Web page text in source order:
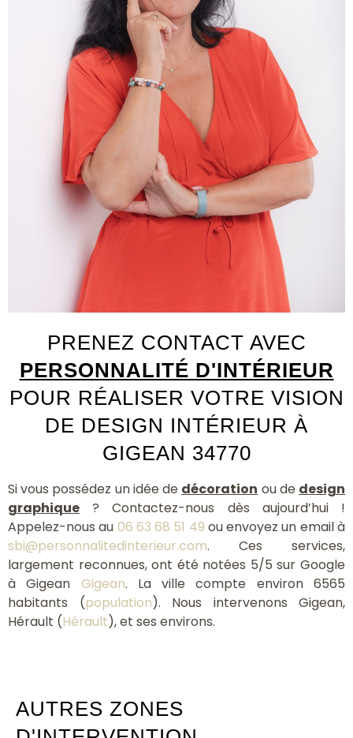
PRENEZ CONTACT AVEC
PERSONNALITÉ D'INTÉRIEUR
POUR RÉALISER VOTRE VISION
DE DESIGN INTÉRIEUR À
GIGEAN 34770
Si vous possédez un idée de décoration ou de design
graphique ? Contactez-nous dès aujourd’hui !
Appelez-nous au 06 63 68 51 49 ou envoyez un email à
sbi@personnalitedinterieur.com. Ces services,
largement reconnues, ont été notées 5/5 sur Google
à Gigean Gigean. La ville compte environ 6565
habitants (population). Nous intervenons Gigean,
Hérault (Hérault), et ses environs.
AUTRES ZONES